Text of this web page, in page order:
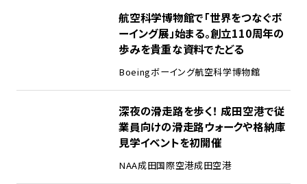
航空科学博物館で「世界をつなぐボ
ーイング展」始まる。創立110周年の
歩みを貴重な資料でたどる
Boeingボーイング航空科学博物館
深夜の滑走路を歩く！ 成田空港で従
業員向けの滑走路ウォークや格納庫
見学イベントを初開催
NAA成田国際空港成田空港